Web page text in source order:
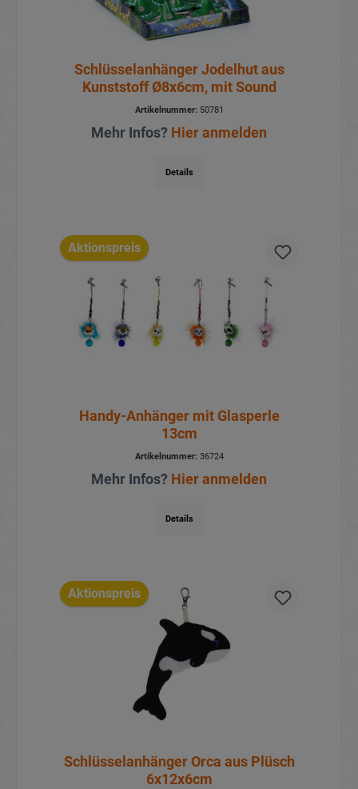
Schlüsselanhänger Jodelhut aus
Kunststoff Ø8x6cm, mit Sound
Artikelnummer:50781
Mehr Infos? Hier anmelden
Details
Aktionspreis
Handy-Anhänger mit Glasperle
13cm
Artikelnummer:36724
Mehr Infos? Hier anmelden
Details
Aktionspreis
Schlüsselanhänger Orca aus Plüsch
6x12x6cm